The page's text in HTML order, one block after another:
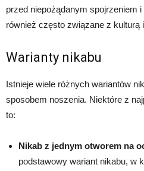
przed niepożądanym spojrzeniem
również często związane z kulturą
Warianty nikabu
Istnieje wiele różnych wariantów
sposobem noszenia. Niektóre z
to:
Nikab z jednym otworem na
podstawowy wariant nikabu, w